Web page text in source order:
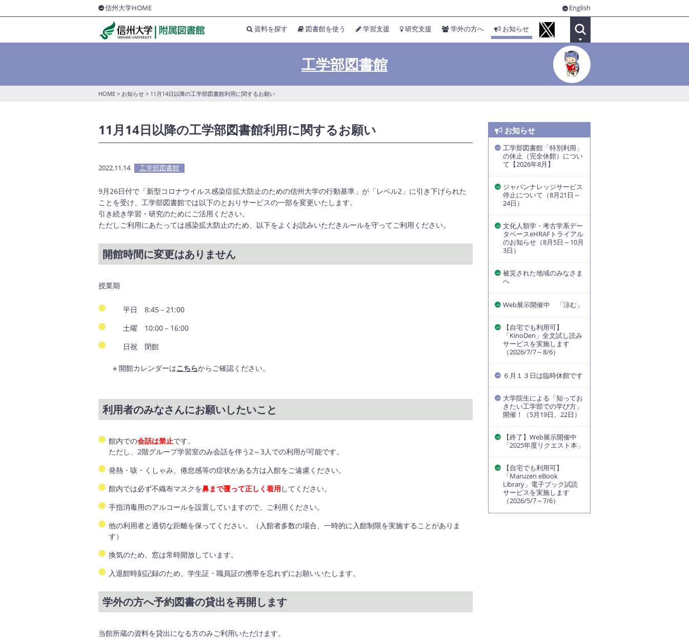
信州大学HOME English
資料を探す 図書館を使う 学習支援 研究支援 学外の方へ お知らせ
工学部図書館
HOME > お知らせ > 11月14日以降の工学部図書館利用に関するお願い
11月14日以降の工学部図書館利用に関するお願い
2022.11.14 工学部図書館
9月26日付で「新型コロナウイルス感染症拡大防止のための信州大学の行動基準」が「レベル2」に引き下げられた
ことを受け、工学部図書館では以下のとおりサービスの一部を変更いたします。
引き続き学習・研究のためにご活用ください。
ただしご利用にあたっては感染拡大防止のため、以下をよくお読みいただきルールを守ってご利用ください。
開館時間に変更はありません
授業期
平日 8:45－21:00
土曜 10:00－16:00
日祝 閉館
※ 開館カレンダーはこちらからご確認ください。
利用者のみなさんにお願いしたいこと
館内での会話は禁止です。
ただし、2階グループ学習室のみ会話を伴う2～3人での利用が可能です。
発熱・咳・くしゃみ、倦怠感等の症状がある方は入館をご遠慮ください。
館内では必ず不織布マスクを鼻まで覆って正しく着用 してください。
手指消毒用のアルコールを設置していますので、ご利用ください。
他の利用者と適切な距離を保ってください。（入館者多数の場合、一時的に入館制限を実施することがありま
す）
換気のため、窓は常時開放しています。
入退館時刻記録のため、学生証・職員証の携帯を忘れずにお願いいたします。
学外の方へ予約図書の貸出を再開します
当館所蔵の資料を貸出になる方のみご利用いただけます。
お知らせ
工学部図書館「特別利用」
の休止（完全休館）につい
て【2026年8月】
ジャパンナレッジサービス
停止について（8月21日～
24日）
文化人類学・考古学系デー
タベースeHRAFトライアル
のお知らせ（8月5日～10月
3日）
被災された地域のみなさま
へ
Web展示開催中 「涼む」
【自宅でも利用可】
「KinoDen」全文試し読み
サービスを実施します
（2026/7/7～8/6）
６月１３日は臨時休館です
大学院生による「知ってお
きたい工学部での学び方」
開催！（5月19日、22日）
【終了】Web展示開催中
「2025年度リクエスト本」
【自宅でも利用可】
「Maruzen eBook
Library」電子ブック試読
サービスを実施します
（2026/5/7～7/6）